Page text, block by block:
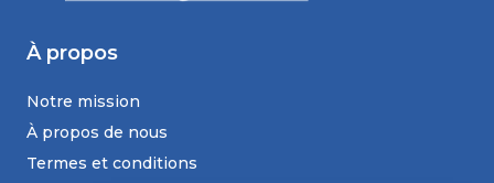
À propos
Notre mission
À propos de nous
Termes et conditions